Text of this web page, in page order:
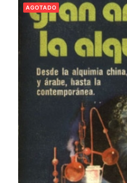
CATEGORÍAS
AUTORES DESTACADOS
GLOSARIO
CONTACTO
LOGIN / REGISTER
AGOTADO